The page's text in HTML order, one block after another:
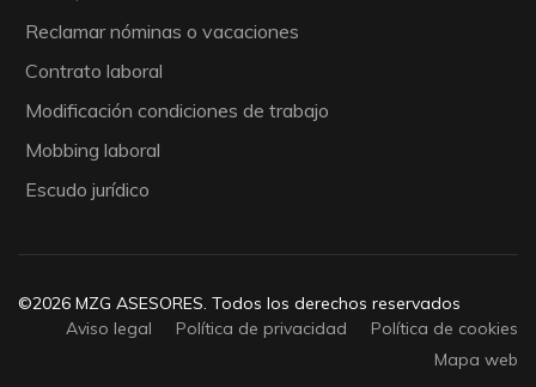
Reclamar nóminas o vacaciones
Contrato laboral
Modificación condiciones de trabajo
Mobbing laboral
Escudo jurídico
©2026 MZG ASESORES. Todos los derechos reservados
Aviso legal
Política de privacidad
Política de cookies
Mapa web